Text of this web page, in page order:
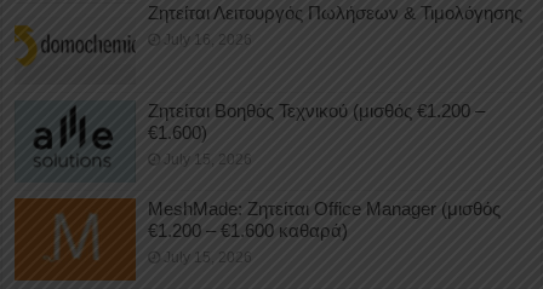
Ζητείται Λειτουργός Πωλήσεων & Τιμολόγησης
July 16, 2026
Ζητείται Βοηθός Τεχνικού (μισθός €1.200 –
€1.600)
July 15, 2026
MeshMade: Ζητείται Office Manager (μισθός
€1.200 – €1.600 καθαρά)
July 15, 2026